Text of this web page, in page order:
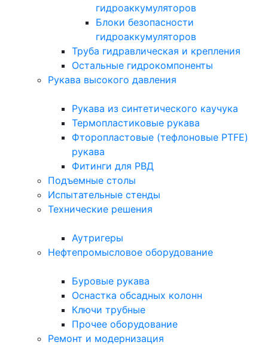
гидроаккумуляторов
Блоки безопасности
гидроаккумуляторов
Труба гидравлическая и крепления
Остальные гидрокомпоненты
Рукава высокого давления
Рукава из синтетического каучука
Термопластиковые рукава
Фторопластовые (тефлоновые PTFE)
рукава
Фитинги для РВД
Подъемные столы
Испытательные стенды
Технические решения
Аутригеры
Нефтепромысловое оборудование
Буровые рукава
Оснастка обсадных колонн
Ключи трубные
Прочее оборудование
Ремонт и модернизация